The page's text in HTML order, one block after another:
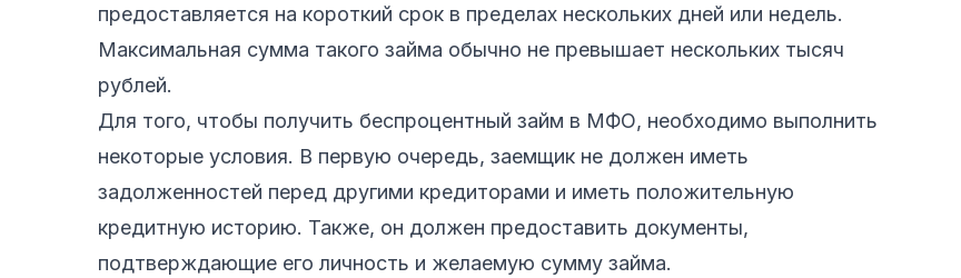
предоставляется на короткий срок в пределах нескольких дней или недель.
Максимальная сумма такого займа обычно не превышает нескольких тысяч
рублей.
Для того, чтобы получить беспроцентный займ в МФО, необходимо выполнить
некоторые условия. В первую очередь, заемщик не должен иметь
задолженностей перед другими кредиторами и иметь положительную
кредитную историю. Также, он должен предоставить документы,
подтверждающие его личность и желаемую сумму займа.